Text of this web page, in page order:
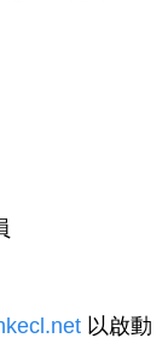
以啟動